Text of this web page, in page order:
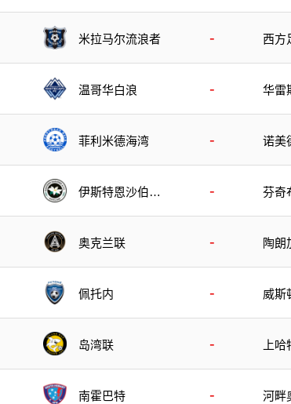
米拉马尔流浪者 - 西方
温哥华白浪 - 华雷
菲利米德海湾 - 诺美
伊斯特恩沙伯奥
- 芬奇
奥克兰联 - 陶朗
佩托内 - 威斯
岛湾联 - 上
南霍巴特 - 河畔